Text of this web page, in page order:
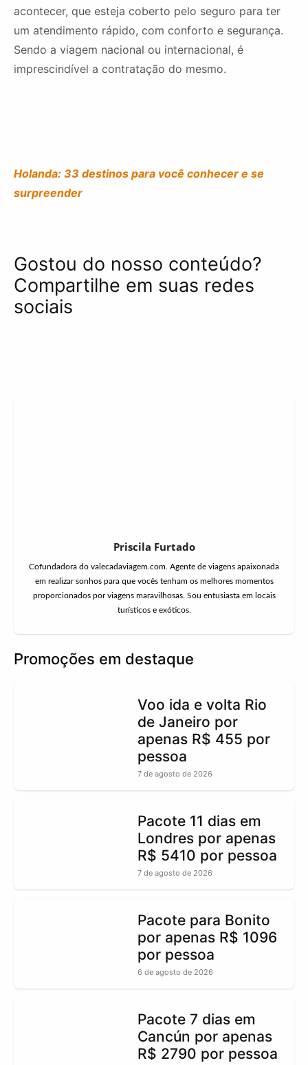
acontecer, que esteja coberto pelo seguro para ter
um atendimento rápido, com conforto e segurança.
Sendo a viagem nacional ou internacional, é
imprescindível a contratação do mesmo.
Holanda: 33 destinos para você conhecer e se
surpreender
Gostou do nosso conteúdo?
Compartilhe em suas redes
sociais
Priscila Furtado
Cofundadora do valecadaviagem.com. Agente de viagens apaixonada
em realizar sonhos para que vocês tenham os melhores momentos
proporcionados por viagens maravilhosas. Sou entusiasta em locais
turísticos e exóticos.
Promoções em destaque
Voo ida e volta Rio
de Janeiro por
apenas R$ 455 por
pessoa
7 de agosto de 2026
Pacote 11 dias em
Londres por apenas
R$ 5410 por pessoa
7 de agosto de 2026
Pacote para Bonito
por apenas R$ 1096
por pessoa
6 de agosto de 2026
Pacote 7 dias em
Cancún por apenas
R$ 2790 por pessoa